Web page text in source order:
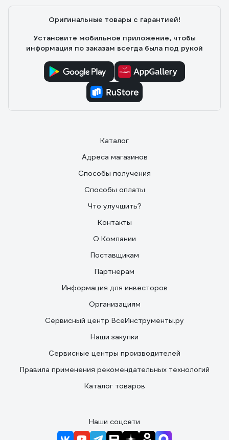
Оригинальные товары с гарантией!
Установите мобильное приложение, чтобы
информация по заказам всегда была под рукой
Каталог
Адреса магазинов
Способы получения
Способы оплаты
Что улучшить?
Контакты
О Компании
Поставщикам
Партнерам
Информация для инвесторов
Организациям
Сервисный центр ВсеИнструменты.ру
Наши закупки
Сервисные центры производителей
Правила применения рекомендательных технологий
Каталог товаров
Наши соцсети